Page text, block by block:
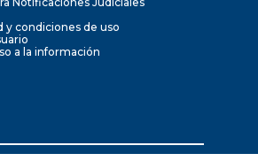
y condiciones de uso
a la información